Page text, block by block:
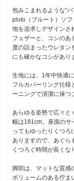
包みこまれるような“
pluto（プルート）ソ
地を追求しデザインさ
フェザーと、コシのあ
度の詰まったウレタン
にも確かなコシがあり
生地には、1年中快適
フルカバーリング仕様
ーニングで清潔に保つ
あらゆる姿勢で広々と
幅は181cm。座面のサ
ってもゆったりくつ
ありますので、あぐら
くつろぐ時間が長くな
脚部は、マットな質感
ボリュームのある佇ま